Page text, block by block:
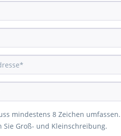
mindestens 8 Zeichen umfassen.
Sie Groß- und Kleinschreibung.